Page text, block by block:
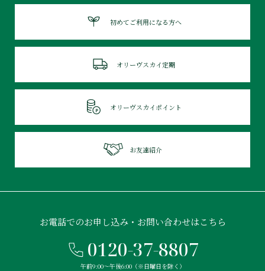
初めてご利用になる方へ
オリーヴスカイ定期
オリーヴスカイポイント
お友達紹介
お電話でのお申し込み・お問い合わせはこちら
0120-37-8807
午前9:00〜午後6:00（※日曜日を除く）